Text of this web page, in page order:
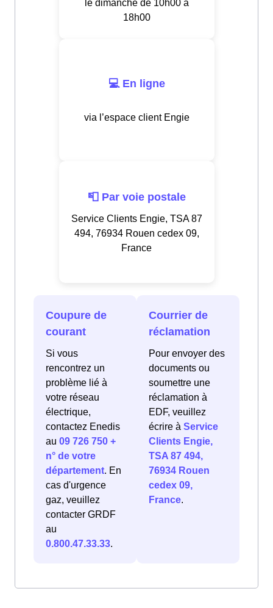
le dimanche de 10h00 à
18h00
💻 En ligne
via l’espace client Engie
📮 Par voie postale
Service Clients Engie, TSA 87
494, 76934 Rouen cedex 09,
France
Coupure de
courant
Si vous
rencontrez un
problème lié à
votre réseau
électrique,
contactez Enedis
au 09 726 750 +
n° de votre
département. En
cas d'urgence
gaz, veuillez
contacter GRDF
au
0.800.47.33.33.
Courrier de
réclamation
Pour envoyer des
documents ou
soumettre une
réclamation à
EDF, veuillez
écrire à Service
Clients Engie,
TSA 87 494,
76934 Rouen
cedex 09,
France.